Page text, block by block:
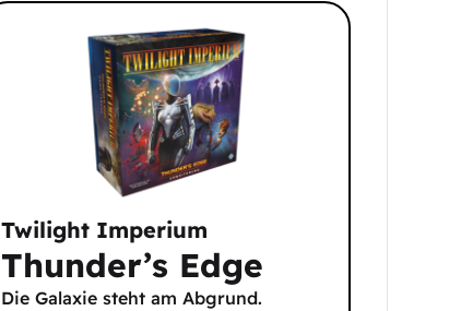
Twilight Imperium
Thunder’s Edge
Die Galaxie steht am Abgrund.